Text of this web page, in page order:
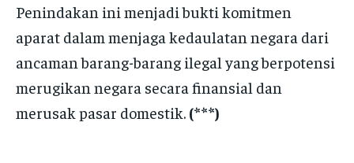
Penindakan ini menjadi bukti komitmen
aparat dalam menjaga kedaulatan negara dari
ancaman barang-barang ilegal yang berpotensi
merugikan negara secara finansial dan
merusak pasar domestik. (***)